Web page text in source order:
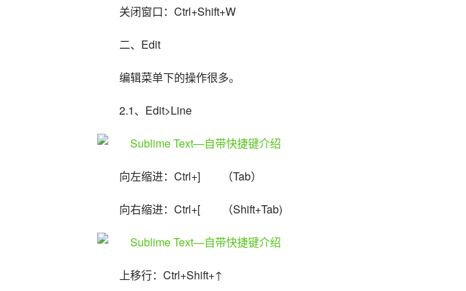
关闭窗口：Ctrl+Shift+W
二、Edit
编辑菜单下的操作很多。
2.1、Edit>Line
向左缩进：Ctrl+]　　（Tab）
向右缩进：Ctrl+[　　（Shift+Tab)
上移行：Ctrl+Shift+↑